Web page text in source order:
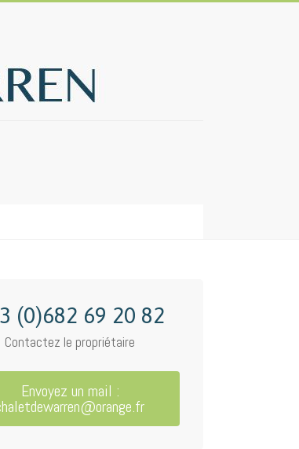
(0)682 69 20 82
Contactez le propriétaire
Envoyez un mail :